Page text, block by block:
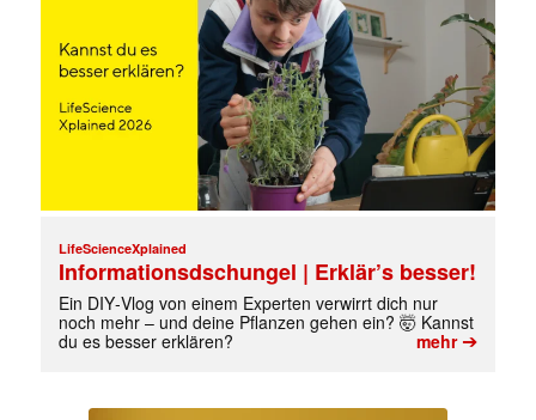
LifeScienceXplained
Informationsdschungel | Erklär’s besser!
Ein DIY‑Vlog von einem Experten verwirrt dich nur
noch mehr – und deine Pflanzen gehen ein? 🤯 Kannst
du es besser erklären?
mehr➔